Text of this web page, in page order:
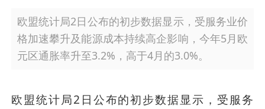
欧盟统计局2日公布的初步数据显示，受服务业价
格加速攀升及能源成本持续高企影响，今年5月欧
元区通胀率升至3.2%，高于4月的3.0%。
欧盟统计局2日公布的初步数据显示，受服务